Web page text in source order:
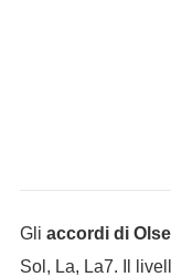
Gli accordi di
Sol, La, La7. Il